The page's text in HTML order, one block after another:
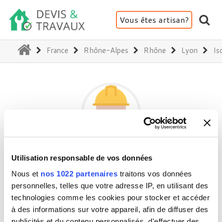
Utilisation responsable de vos données
Nous et nos 1022 partenaires traitons vos données
personnelles, telles que votre adresse IP, en utilisant des
technologies comme les cookies pour stocker et accéder
à des informations sur votre appareil, afin de diffuser des
Vous êtes artisan?
(current)
France Rhône-Alpes Rhône Lyon
RENOVTOITURES+
934 route des rivets - 69001 Lyon
Activité(s) : Isolation thermique et acoustique